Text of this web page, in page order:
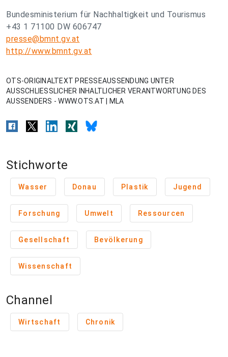
Bundesministerium für Nachhaltigkeit und Tourismus
+43 1 71100 DW 606747
presse@bmnt.gv.at
http://www.bmnt.gv.at
OTS-ORIGINALTEXT PRESSEAUSSENDUNG UNTER
AUSSCHLIESSLICHER INHALTLICHER VERANTWORTUNG DES
AUSSENDERS - WWW.OTS.AT | MLA
Stichworte
Wasser Donau Plastik Jugend
Forschung Umwelt Ressourcen
Gesellschaft Bevölkerung
Wissenschaft
Channel
Wirtschaft Chronik